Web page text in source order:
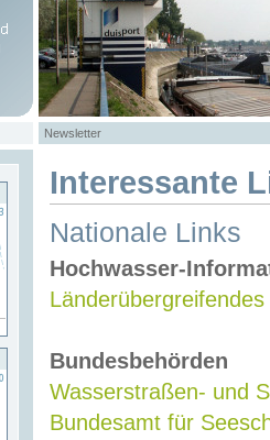
Newsletter
Interessante
Nationale Links
Hochwasser-
Bundesbehörden
Wasserstraßen- und
Bundesamt für